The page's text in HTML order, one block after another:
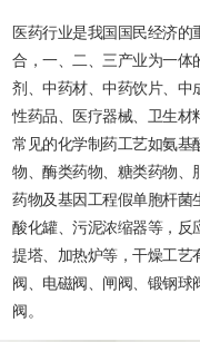
医药行业是我国国民经济
合，一、二、三产业为一体
剂、中药材、中药饮片、中
性药品、医疗器械、卫生材
常见的化学制药工艺如氨基
物、酶类药物、糖类药物、
药物及基因工程假单胞杆菌
酸化罐、污泥浓缩器等，反
提塔、加热炉等，干燥工艺
阀、电磁阀、闸阀、锻钢球
阀。